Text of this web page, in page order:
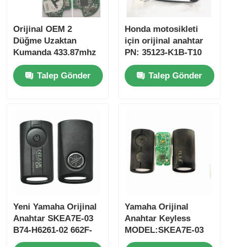
Orijinal OEM 2
Düğme Uzaktan
Kumanda 433.87mhz
Su-zuki Jim-ny için
FSK 2005-2017 Çipsiz
37182-A7 Toptan satış
Talep Gönder
Honda motosikleti
için orijinal anahtar
PN: 35123-K1B-T10
üç düğmeli
FSK433.92MHz ID47
çipli uzaktan
Talep Gönder
Yeni Yamaha Orijinal
Anahtar SKEA7E-03
B74-H6261-02 662F-
SKEA7D03
Yamaha Orijinal
Anahtar Keyless
MODEL:SKEA7E-03
Yamaha Akıllı